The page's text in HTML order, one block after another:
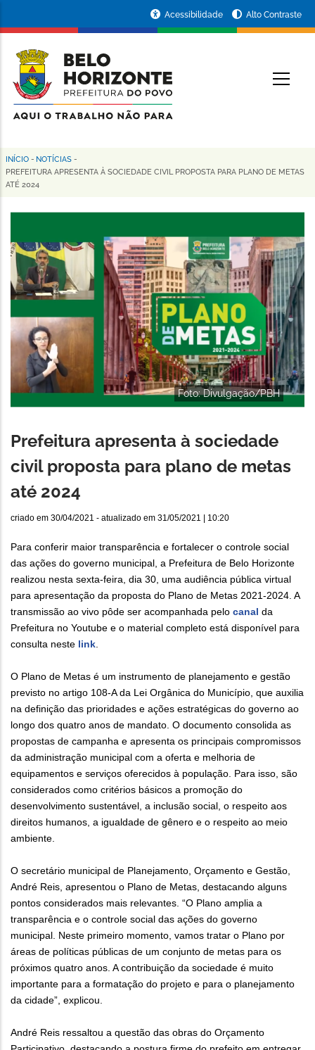
conteúdo
principal
da
Prefeitura
de
Horizonte
Acessibilidade Alto Contraste
Trilha
de
navegação
INÍCIO - NOTÍCIAS -
PREFEITURA APRESENTA À SOCIEDADE CIVIL PROPOSTA PARA PLANO DE METAS
ATÉ 2024
Foto: Divulgação/PBH
Prefeitura apresenta à sociedade
civil proposta para plano de metas
até 2024
criado em 30/04/2021 - atualizado em 31/05/2021 | 10:20
Para conferir maior transparência e fortalecer o controle social
das ações do governo municipal, a Prefeitura de Belo Horizonte
realizou nesta sexta-feira, dia 30, uma audiência pública virtual
para apresentação da proposta do Plano de Metas 2021-2024. A
transmissão ao vivo pôde ser acompanhada pelo canal da
Prefeitura no Youtube e o material completo está disponível para
consulta neste link.
O Plano de Metas é um instrumento de planejamento e gestão
previsto no artigo 108-A da Lei Orgânica do Município, que auxilia
na definição das prioridades e ações estratégicas do governo ao
longo dos quatro anos de mandato. O documento consolida as
propostas de campanha e apresenta os principais compromissos
da administração municipal com a oferta e melhoria de
equipamentos e serviços oferecidos à população. Para isso, são
considerados como critérios básicos a promoção do
desenvolvimento sustentável, a inclusão social, o respeito aos
direitos humanos, a igualdade de gênero e o respeito ao meio
ambiente.
O secretário municipal de Planejamento, Orçamento e Gestão,
André Reis, apresentou o Plano de Metas, destacando alguns
pontos considerados mais relevantes. “O Plano amplia a
transparência e o controle social das ações do governo
municipal. Neste primeiro momento, vamos tratar o Plano por
áreas de políticas públicas de um conjunto de metas para os
próximos quatro anos. A contribuição da sociedade é muito
importante para a formatação do projeto e para o planejamento
da cidade”, explicou.
André Reis ressaltou a questão das obras do Orçamento